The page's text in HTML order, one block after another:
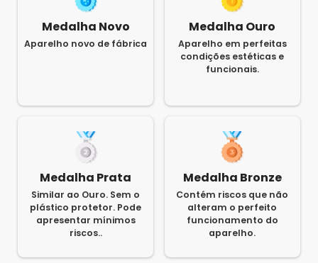
Medalha Novo
Aparelho novo de fábrica
Medalha Ouro
Aparelho em perfeitas
condições estéticas e
funcionais.
Medalha Prata
Similar ao Ouro. Sem o
plástico protetor. Pode
apresentar mínimos
riscos..
Medalha Bronze
Contém riscos que não
alteram o perfeito
funcionamento do
aparelho.